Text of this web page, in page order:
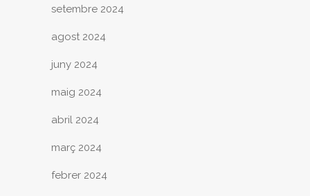
setembre 2024
agost 2024
juny 2024
maig 2024
abril 2024
març 2024
febrer 2024